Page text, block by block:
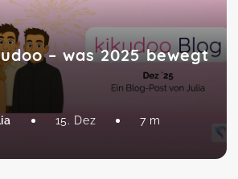
– was 2025 bewegt
15. Dez 7 m